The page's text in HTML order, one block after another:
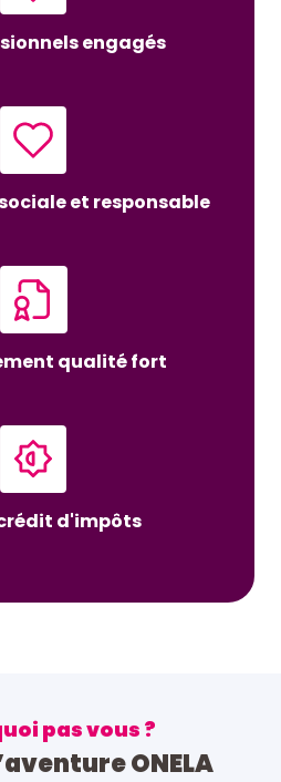
engagés
et responsable
qualité fort
d'impôts
pas vous ?
ONELA